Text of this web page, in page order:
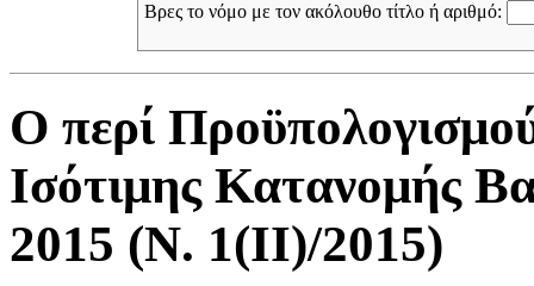
Βρες το νόμο με τον ακόλουθο τίτλο ή αριθμό:
Ο περί
Ισότιμης Κατανομής
2015 (Ν. 1(II)/2015)